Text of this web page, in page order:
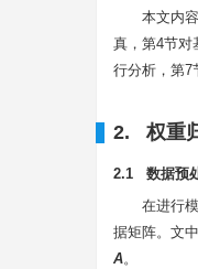
本文内
真，第4节对
行分析，第7
2. 权重
2.1 数据预
在进行
据矩阵。文
A。